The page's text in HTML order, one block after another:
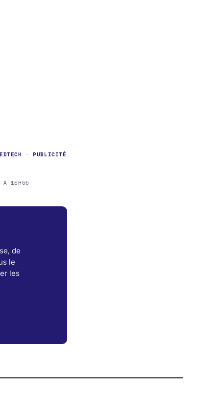
·PUBLICITÉ
À 15H55
de
le
les